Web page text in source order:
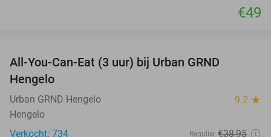
€49
All-You-Can-Eat (3 uur) bij Urban GRND
Hengelo
Urban GRND Hengelo 9.2 star
Hengelo
Verkocht: 734
Regulier €38,95